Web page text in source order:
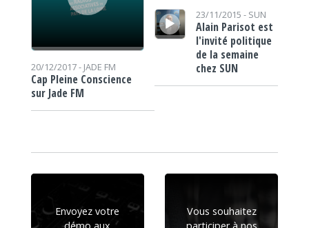
20/12/2017 - JADE FM
Cap Pleine Conscience
sur Jade FM
Lecteur audio
23/11/2015 - SUN
Alain Parisot est
l'invité politique
de la semaine
chez SUN
Envoyez votre
Vous souhaitez